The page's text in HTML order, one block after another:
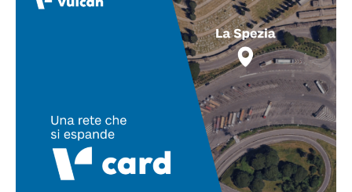
nostra
SPEZIA